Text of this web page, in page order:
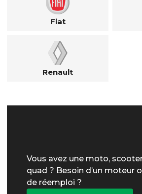
Fiat
Renault
Vous avez une moto,
quad ? Besoin d’un moteur
de réemploi ?